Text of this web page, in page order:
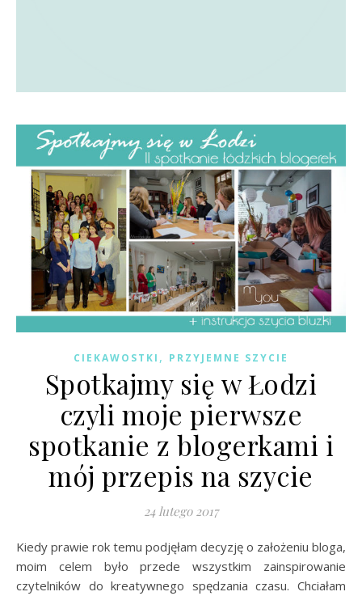
CIEKAWOSTKI , PRZYJEMNE SZYCIE
Spotkajmy się w Łodzi
czyli moje pierwsze
spotkanie z blogerkami i
mój przepis na szycie
24 lutego 2017
Kiedy prawie rok temu podjęłam decyzję o założeniu bloga,
moim celem było przede wszystkim zainspirowanie
czytelników do kreatywnego spędzania czasu. Chciałam